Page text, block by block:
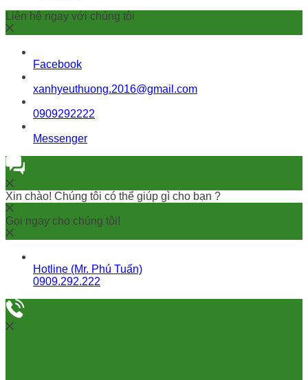
Liên hệ ngay với chúng tôi
Facebook
xanhyeuthuong.2016@gmail.com
0909292222
Messenger
Xin chào! Chúng tôi có thể giúp gì cho bạn ?
Gọi ngay cho chúng tôi!
Hotline (Mr. Phú Tuấn)
0909.292.222